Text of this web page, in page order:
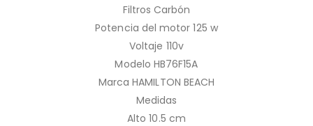
Filtros Carbón
Potencia del motor 125 w
Voltaje 110v
Modelo HB76F15A
Marca HAMILTON BEACH
Medidas
Alto 10.5 cm